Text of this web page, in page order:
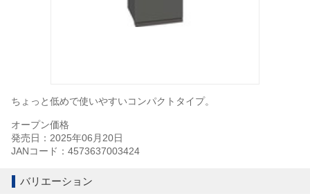
ちょっと低めで使いやすいコンパクトタイプ。
オープン価格
発売日：2025年06月20日
JANコード：4573637003424
バリエーション